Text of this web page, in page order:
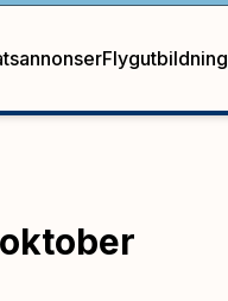
Flygutbildning